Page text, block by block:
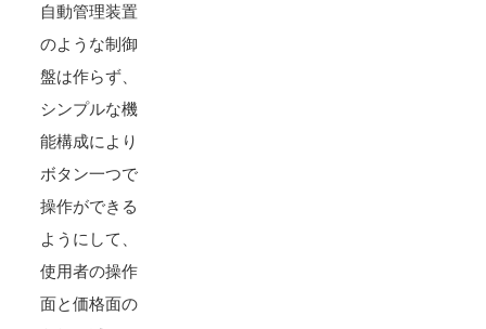
自動管理装置
のような制御
盤は作らず、
シンプルな機
能構成により
ボタン一つで
操作ができる
ようにして、
使用者の操作
面と価格面の